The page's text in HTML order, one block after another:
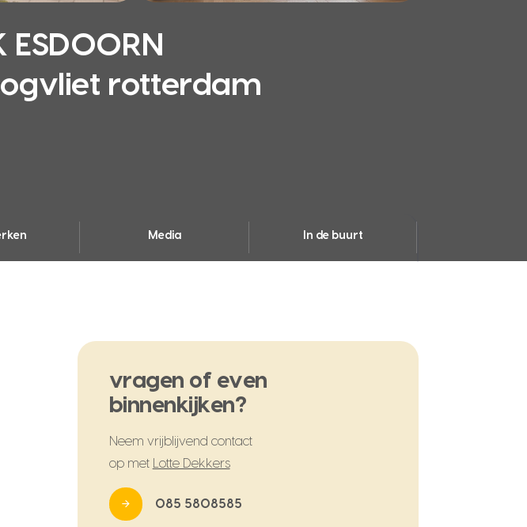
rotterdam
Media In de buurt
vragen of even
binnenkijken?
Neem vrijblijvend contact
op met
Lotte Dekkers
085 5808585